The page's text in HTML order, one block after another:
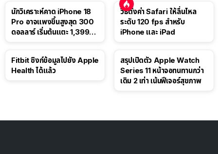
นักวิเคราะห์คาด iPhone 18
Pro อาจแพงขึ้นสูงสุด 300
ดอลลาร์ เริ่มต้นแตะ 1,399
วิธีตั้งค่า Safari ให้ลื่นไหล
ระดับ 120 fps สำหรับ
iPhone และ iPad
Fitbit ซิงก์ข้อมูลไปยัง Apple
Health ได้แล้ว
สรุปเปิดตัว Apple Watch
Series 11 หน้าจอทนทานกว่า
เดิม 2 เท่า เน้นฟีเจอร์สุขภาพ